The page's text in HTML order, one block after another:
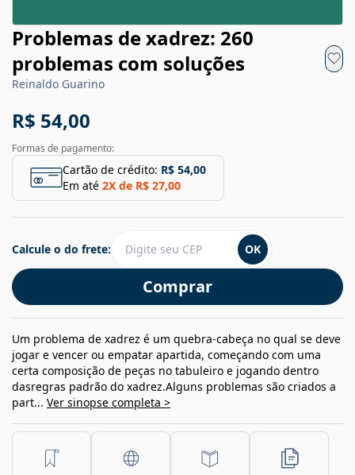
Problemas de xadrez: 260
problemas com soluções
Reinaldo Guarino
R$ 54,00
Formas de pagamento:
Cartão de crédito: R$ 54,00
Em até 2X de R$ 27,00
Comprar
Calcule o do frete: OK
Um problema de xadrez é um quebra-cabeça no qual se deve
jogar e vencer ou empatar apartida, começando com uma
certa composição de peças no tabuleiro e jogando dentro
dasregras padrão do xadrez.Alguns problemas são criados a
part... Ver sinopse completa >